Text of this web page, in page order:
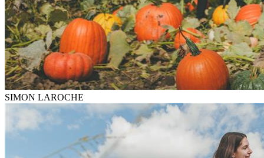
SIMON LAROCHE